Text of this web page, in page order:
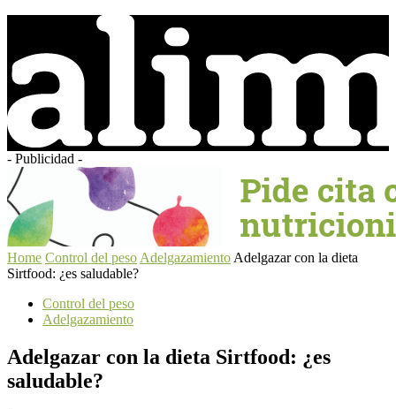
- Publicidad -
Home Control del peso Adelgazamiento Adelgazar con la dieta
Sirtfood: ¿es saludable?
Control del peso
Adelgazamiento
Adelgazar con la dieta Sirtfood: ¿es
saludable?